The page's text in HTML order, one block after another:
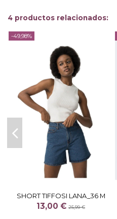
4 productos relacionados:
-49,98%
SHORT TIFFOSI LANA_36 M
13,00 € 25,99 €